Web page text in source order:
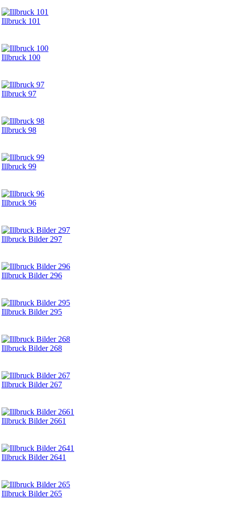
Illbruck 101
Illbruck 100
Illbruck 97
Illbruck 98
Illbruck 99
Illbruck 96
Illbruck Bilder 297
Illbruck Bilder 296
Illbruck Bilder 295
Illbruck Bilder 268
Illbruck Bilder 267
Illbruck Bilder 2661
Illbruck Bilder 2641
Illbruck Bilder 265